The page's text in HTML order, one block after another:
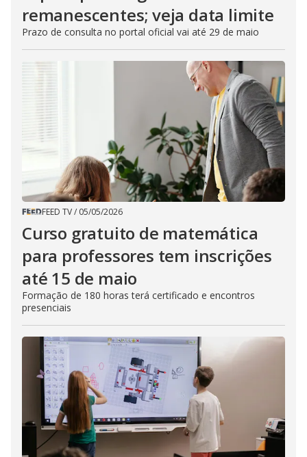
remanescentes; veja data limite
Prazo de consulta no portal oficial vai até 29 de maio
FEED TV/ 05/05/2026
Curso gratuito de matemática
para professores tem inscrições
até 15 de maio
Formação de 180 horas terá certificado e encontros
presenciais